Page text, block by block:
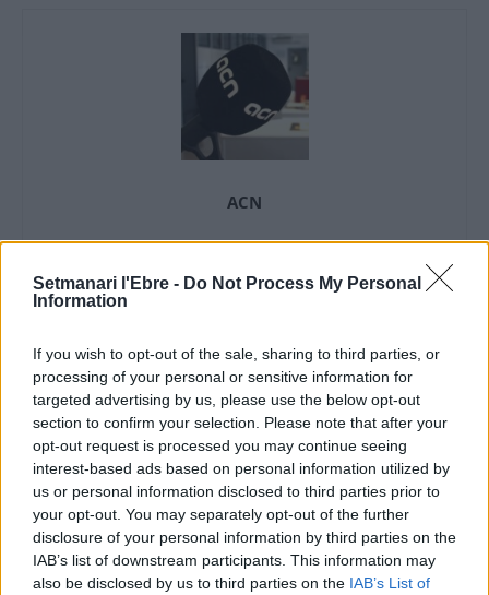
Setmanari l'Ebre - Do Not Process My Personal
Information
If you wish to opt-out of the sale, sharing to third parties, or
processing of your personal or sensitive information for
targeted advertising by us, please use the below opt-out
section to confirm your selection. Please note that after your
opt-out request is processed you may continue seeing
interest-based ads based on personal information utilized by
us or personal information disclosed to third parties prior to
your opt-out. You may separately opt-out of the further
disclosure of your personal information by third parties on the
IAB’s list of downstream participants. This information may
also be disclosed by us to third parties on the IAB’s List of
ACN
ARTICLES RELACIONATS
Medi Ambient
Les Terres de l’Ebre no tindran dron tèrmic
propi per als Agents Rurals fins al 2027
10 de juliol de 2026
Societat
Horta de Sant Joan i Bot inicien el
dispositiu per a millorar l’accés i la
seguretat a Les Olles
26 de juny de 2026